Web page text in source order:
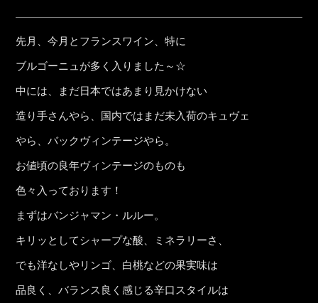
先月、今月とフランスワイン、特に
ブルゴーニュが多く入りました～☆
中には、まだ日本ではあまり見かけない
造り手さんやら、国内ではまだ未入荷のキュヴェ
やら、バックヴィンテージやら。
お値頃の良年ヴィンテージのものも
色々入っております！
まずはバンジャマン・ルルー。
キリッとしてシャープな酸、ミネラリーさ、
でも洋なしやリンゴ、白桃などの果実味は
品良く、バランス良く感じる辛口スタイルは